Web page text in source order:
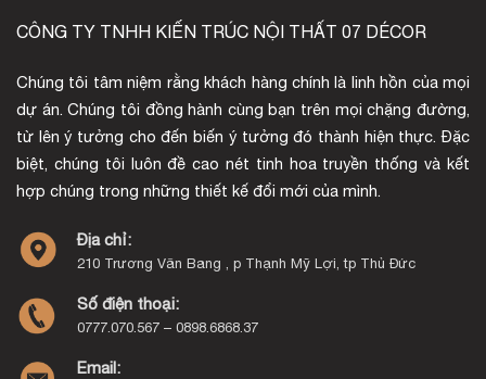
CÔNG TY TNHH KIẾN TRÚC NỘI THẤT 07 DÉCOR
Chúng tôi tâm niệm rằng khách hàng chính là linh hồn của mọi
dự án. Chúng tôi đồng hành cùng bạn trên mọi chặng đường,
từ lên ý tưởng cho đến biến ý tưởng đó thành hiện thực. Đặc
biệt, chúng tôi luôn đề cao nét tinh hoa truyền thống và kết
hợp chúng trong những thiết kế đổi mới của mình.
Địa chỉ:
210 Trương Văn Bang , p Thạnh Mỹ Lợi, tp Thủ Đức
Số điện thoại:
0777.070.567 – 0898.6868.37
Email: